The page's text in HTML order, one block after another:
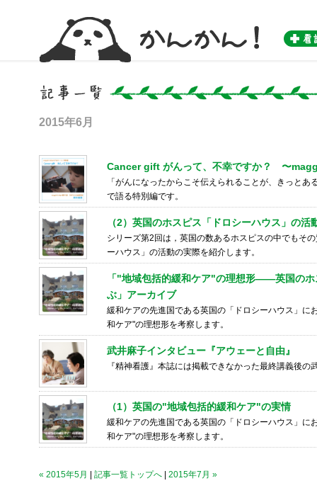
2015年6月
Cancer gift がんって、不幸ですか？ 〜
「がんになったからこそ伝えられることが、きっと
で語る特別編です。
（2）英国のホスピス「ドロシーハウス」の活
シリーズ第2回は，英国の数あるホスピスの中でもそ
ーハウス」の活動の実際を紹介します。
「"地域包括的緩和ケア"の理想形――英国の
ぶ」アーカイブ
緩和ケアの先進国である英国の「ドロシーハウス」に
和ケア"の理想形を考察します。
武井麻子インタビュー『アウェーと自由』
『精神看護』本誌には掲載できなかった最終講義後
（1）英国の"地域包括的緩和ケア"の実情
緩和ケアの先進国である英国の「ドロシーハウス」に
和ケア"の理想形を考察します。
« 2015年5月 記事一覧トップへ 2015年7月 »